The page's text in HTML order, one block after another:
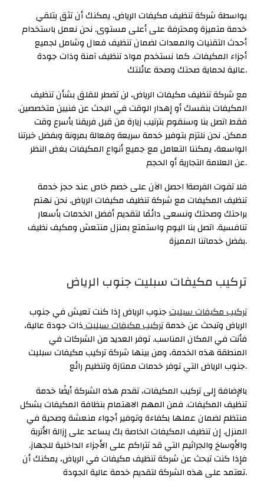
بواسطة شركة تنظيف مكيفات الرياض، يمكنك أن تثق بتلقي
خدمة متميزة ومحترفة على أعلى مستوى. نحن نعمل باستخدام
أحدث التقنيات والمعدات لضمان تنظيف فعال وشامل لجميع
أجزاء المكيفات. كما نستخدم مواد تنظيف آمنة وذات جودة
عالية لحماية صحتك وصحة عائلتك.
مع شركة تنظيف مكيفات الرياض، لن تضطر للقلق بشأن تنظيف
المكيفات بنفسك أو إهدار الوقت في البحث عن فنيين متخصصين.
فقط اتصل بنا وسنقوم بترتيب زيارة من قبل فريقنا بأسرع وقت
ممكن. نحن نلتزم بتوفير خدمة سريعة وفعالة بمرونة وبفضل خبرتنا
الواسعة، يمكننا التعامل مع جميع أنواع المكيفات بغض النظر
عن العلامة التجارية أو الحجم.
فلا تفوت الفرصة! احصل الآن على خصم خاص عند حجز خدمة
تنظيف المكيفات مع شركة تنظيف مكيفات الرياض. نحن نهتم
براحتك وصحتك ونسعى دائمًا لتقديم أفضل الخدمات بأسعار
تنافسية. اتصل بنا اليوم واستمتع بمنزل منتعش ومكيف نظيف
بفضل خدماتنا المميزة.
تركيب مكيفات سبليت جنوب الرياض
تركيب مكيفات سبليتجنوب الرياض إذا كنت تعيش في جنوب
الرياض وتبحث عن خدمةتركيب مكيفات سبليتذات جودة عالية،
فأنت في المكان المناسب. توفر العديد من الشركات في
المنطقة هذه الخدمة، ومن بينها شركة تركيب مكيفات سبليت
جنوب الرياض التي توفر خدمات ممتازة وتنظيم رائع.
بالإضافة إلى تركيب المكيفات، تقدم هذه الشركة أيضًا خدمة
تنظيف المكيفات. فمن المهم الاهتمام بنظافة المكيفات بشكل
منتظم لضمان عملها بكفاءة وتوفير أجواء منعشة وصحية في
المنزل. إن تنظيف المكيفات الخاصة بك يساعد على إزالة الأتربة
والأوساخ والجراثيم التي قد تتراكم على الأجزاء الداخلية للجهاز.
فإذا كنت تبحث عن شركة تنظيف مكيفات في الرياض، يمكنك أن
تعتمد على هذه الشركة لتقديم خدمة عالية الجودة.